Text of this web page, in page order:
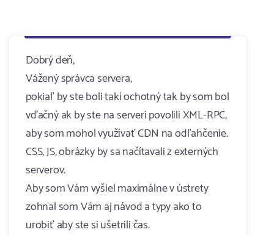
Dobrý deň,
Vážený správca servera,
pokiaľ by ste boli takí ochotný tak by som bol
vďačný ak by ste na serveri povolili XML-RPC,
aby som mohol využívať CDN na odľahčenie.
CSS, JS, obrázky by sa načítavali z externých
serverov.
Aby som Vám vyšiel maximálne v ústrety
zohnal som Vám aj návod a typy ako to
urobiť aby ste si ušetrili čas.